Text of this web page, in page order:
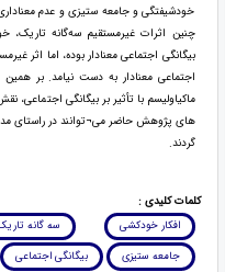
خودشیفتگی و جامعه ستیزی و عدم
چنین اثرات غیرمستقیم سه‌گانه تاریک،
بیگانگی اجتماعی معنادار بوده، اما اثر
اجتماعی معنادار به دست نیامد. بر
ماکیاولیسم با تأثیر بر بیگانگی اجتماعی،
های پژوهش حاضر می¬توانند در راستای
گردند.
کلمات کلیدی :
افکار خودکشی
سه گانه
جامعه ستیزی
بیگانگی اجتماعی